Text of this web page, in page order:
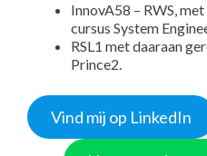
InnovA58 – RWS,
cursus System
RSL1 met daaraan
Prince2.
Vind mij op LinkedIn